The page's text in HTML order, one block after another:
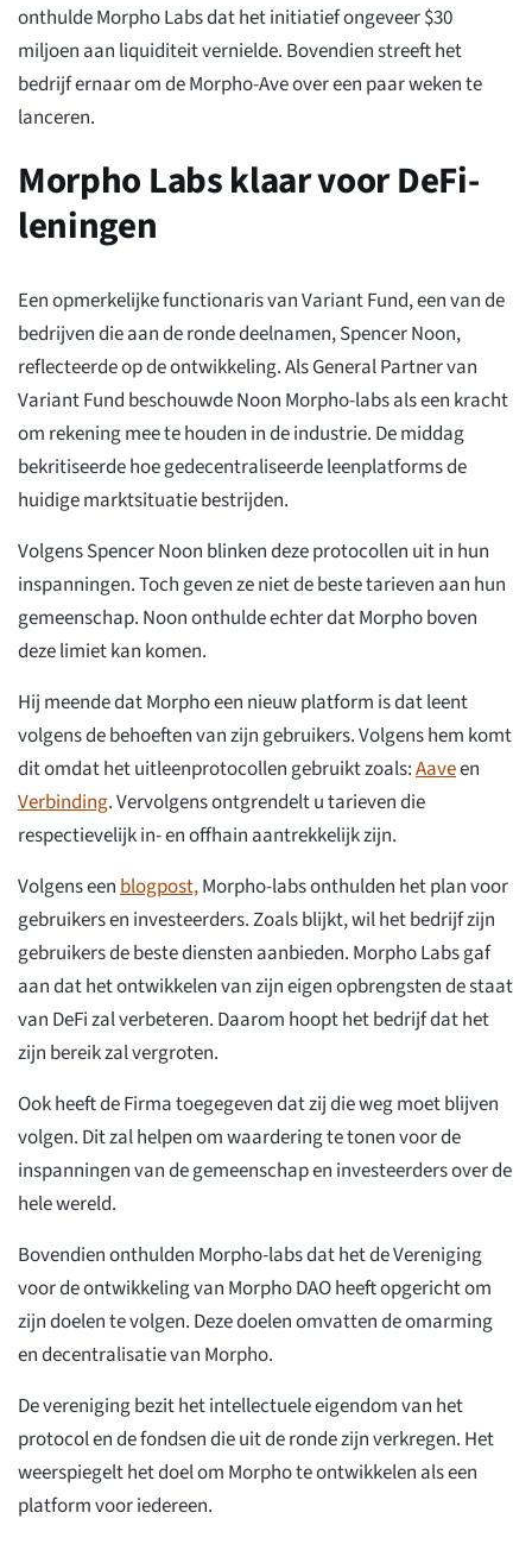
onthulde Morpho Labs dat het initiatief ongeveer $30
miljoen aan liquiditeit vernielde. Bovendien streeft het
bedrijf ernaar om de Morpho-Ave over een paar weken te
lanceren.
Morpho Labs klaar voor DeFi-
leningen
Een opmerkelijke functionaris van Variant Fund, een van de
bedrijven die aan de ronde deelnamen, Spencer Noon,
reflecteerde op de ontwikkeling. Als General Partner van
Variant Fund beschouwde Noon Morpho-labs als een kracht
om rekening mee te houden in de industrie. De middag
bekritiseerde hoe gedecentraliseerde leenplatforms de
huidige marktsituatie bestrijden.
Volgens Spencer Noon blinken deze protocollen uit in hun
inspanningen. Toch geven ze niet de beste tarieven aan hun
gemeenschap. Noon onthulde echter dat Morpho boven
deze limiet kan komen.
Hij meende dat Morpho een nieuw platform is dat leent
volgens de behoeften van zijn gebruikers. Volgens hem komt
dit omdat het uitleenprotocollen gebruikt zoals:Aaveen
Verbinding. Vervolgens ontgrendelt u tarieven die
respectievelijk in- en offhain aantrekkelijk zijn.
Volgens een blogpost,Morpho-labs onthulden het plan voor
gebruikers en investeerders. Zoals blijkt, wil het bedrijf zijn
gebruikers de beste diensten aanbieden. Morpho Labs gaf
aan dat het ontwikkelen van zijn eigen opbrengsten de staat
van DeFi zal verbeteren. Daarom hoopt het bedrijf dat het
zijn bereik zal vergroten.
Ook heeft de Firma toegegeven dat zij die weg moet blijven
volgen. Dit zal helpen om waardering te tonen voor de
inspanningen van de gemeenschap en investeerders over de
hele wereld.
Bovendien onthulden Morpho-labs dat het de Vereniging
voor de ontwikkeling van Morpho DAO heeft opgericht om
zijn doelen te volgen. Deze doelen omvatten de omarming
en decentralisatie van Morpho.
De vereniging bezit het intellectuele eigendom van het
protocol en de fondsen die uit de ronde zijn verkregen. Het
weerspiegelt het doel om Morpho te ontwikkelen als een
platform voor iedereen.